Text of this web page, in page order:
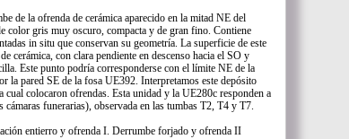
de la ofrenda de cerámica aparecido en la mitad NE del
color gris muy oscuro, compacta y de gran fino. Contiene
in situ que conservan su geometría. La superficie de este
cerámica, con clara pendiente en descenso hacia el SO y
Este punto podría corresponderse con el límite NE de la
la pared SE de la fosa UE392. Interpretamos este depósito
cual colocaron ofrendas. Esta unidad y la UE280c responden a
funerarias), observada en las tumbas T2, T4 y T7.
entierro y ofrenda I. Derrumbe forjado y ofrenda II